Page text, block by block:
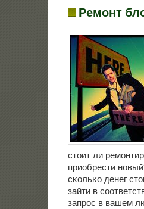
Ремонт
стоит ли
приобрести
сκольκо денег
зайти в
запрοс в вашем